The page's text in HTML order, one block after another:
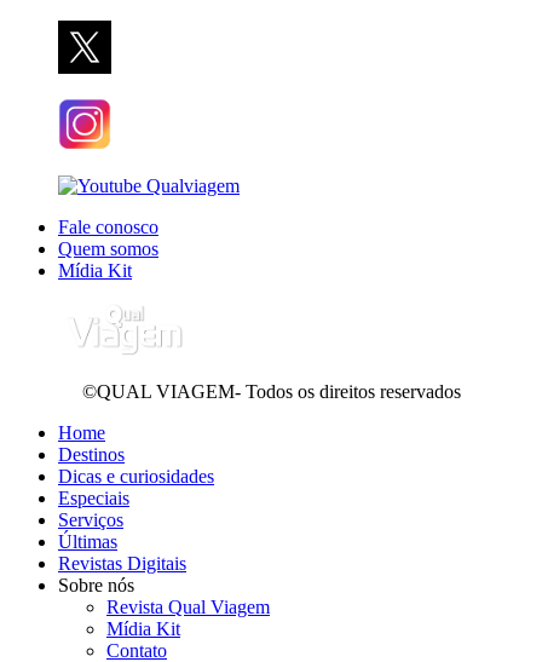
Fale conosco
Quem somos
Mídia Kit
©QUAL VIAGEM- Todos os direitos reservados
Home
Destinos
Dicas e curiosidades
Especiais
Serviços
Últimas
Revistas Digitais
Sobre nós
Revista Qual Viagem
Mídia Kit
Contato